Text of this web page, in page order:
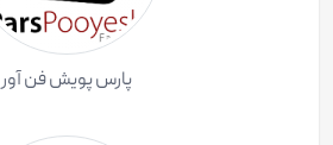
پارس پویش فن آور